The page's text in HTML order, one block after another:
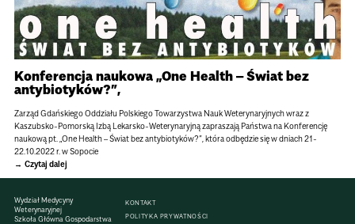
Konferencja naukowa „One Health – Świat bez
antybiotyków?”,
Zarząd Gdańskiego Oddziału Polskiego Towarzystwa Nauk Weterynaryjnych wraz z
Kaszubsko-Pomorską Izbą Lekarsko-Weterynaryjną zapraszają Państwa na Konferencję
naukową pt. „One Health – Świat bez antybiotyków?”, która odbędzie się w dniach 21-
22.10.2022 r. w Sopocie
Czytaj dalej
Wydział Medycyny
Weterynaryjnej
Szkoła Główna Gospodarstwa
KONTAKT
POLITYKA PRYWATNOŚCI